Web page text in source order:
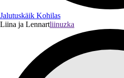
Jalutuskäik Kohilas
Liina ja Lennartliinuzka